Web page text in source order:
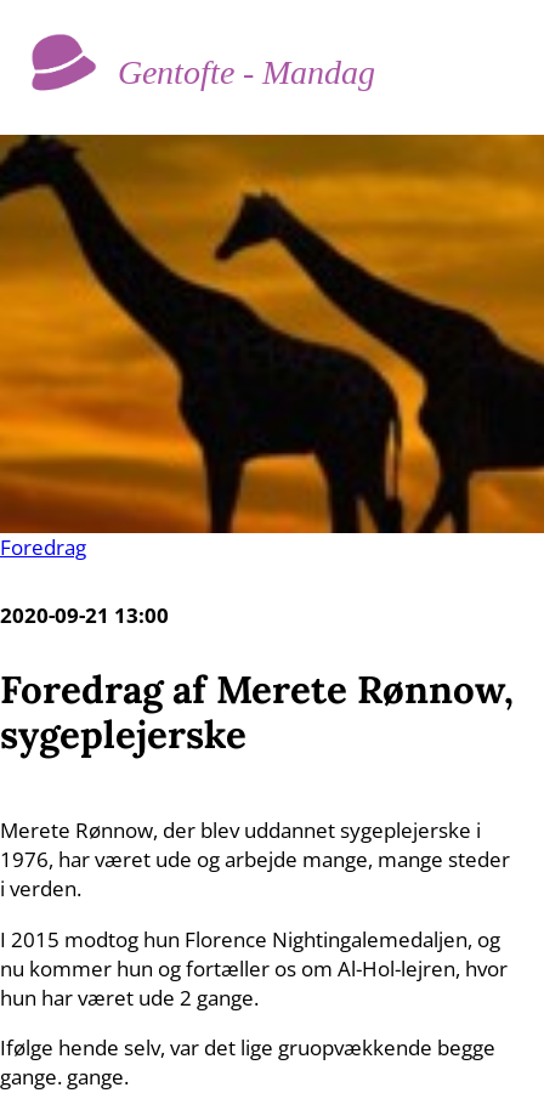
Gentofte - Mandag
Foredrag
2020-09-21 13:00
Foredrag af Merete Rønnow,
sygeplejerske
Merete Rønnow, der blev uddannet sygeplejerske i
1976, har været ude og arbejde mange, mange steder
i verden.
I 2015 modtog hun Florence Nightingalemedaljen, og
nu kommer hun og fortæller os om Al-Hol-lejren, hvor
hun har været ude 2 gange.
Ifølge hende selv, var det lige gruopvækkende begge
gange. gange.